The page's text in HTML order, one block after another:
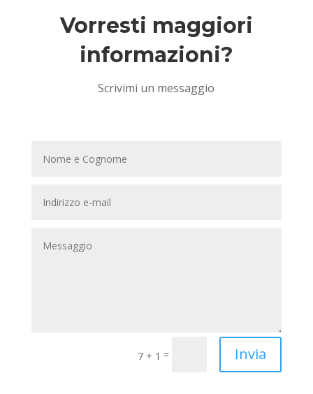
Vorresti maggiori
informazioni?
Scrivimi un messaggio
7 + 1 = Invia